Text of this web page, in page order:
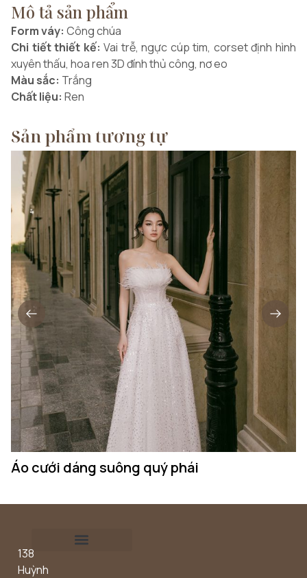
Mô tả sản phẩm
Form váy: Công chúa
Chi tiết thiết kế: Vai trễ, ngực cúp tim, corset định hình
xuyên thấu, hoa ren 3D đính thủ công, nơ eo
Màu sắc: Trắng
Chất liệu: Ren
Sản phẩm tương tự
Áo cưới dáng suông quý phái
138
Huỳnh